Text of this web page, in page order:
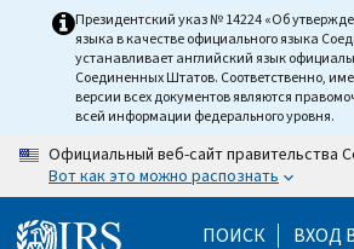
Президентский указ № 14224 «Об
языка в качестве официального языка
устанавливает английский язык
Соединенных Штатов. Соответственно,
версии всех документов являются
всей информации федерального уровня.
Официальный веб-сайт правительства
Вот как это можно распознать
ПОИСК ВХОД